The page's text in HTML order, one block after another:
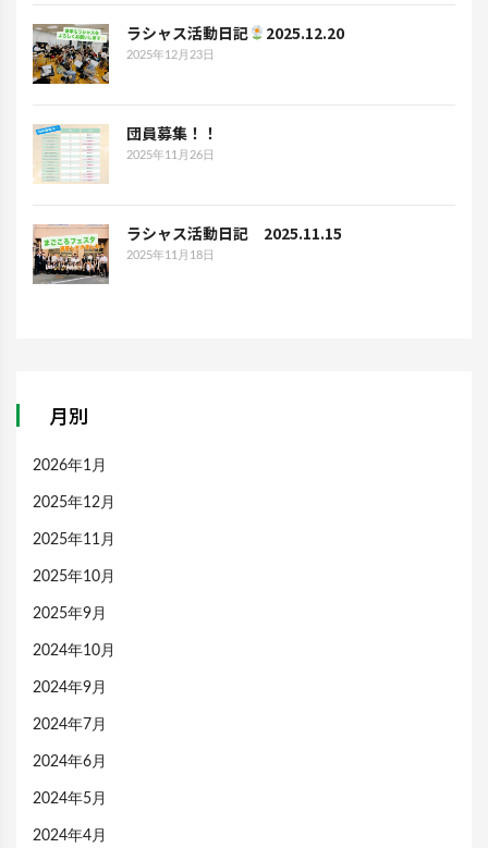
ラシャス活動日記 2025.12.20
2025年12月23日
団員募集！！
2025年11月26日
ラシャス活動日記 2025.11.15
2025年11月18日
月別
2026年1月
2025年12月
2025年11月
2025年10月
2025年9月
2024年10月
2024年9月
2024年7月
2024年6月
2024年5月
2024年4月